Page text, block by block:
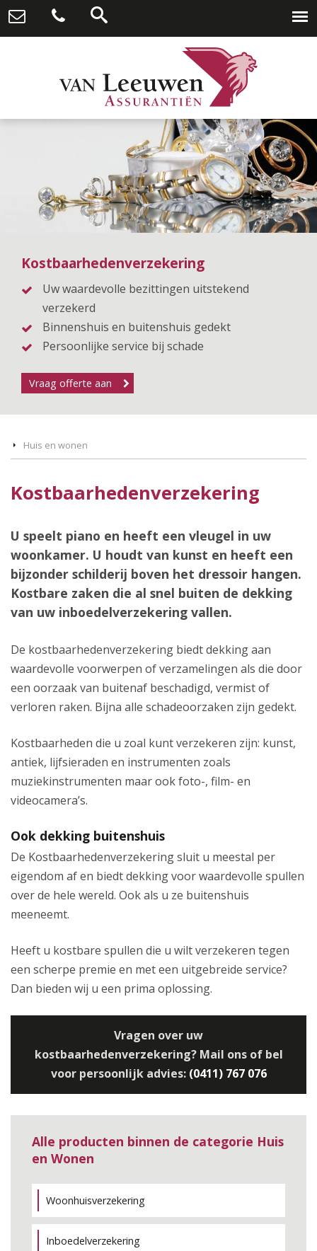
Kostbaarhedenverzekering
Uw waardevolle bezittingen uitstekend
verzekerd
Binnenshuis en buitenshuis gedekt
Persoonlijke service bij schade
Vraag offerte aan
Huis en wonen
Kostbaarhedenverzekering
U speelt piano en heeft een vleugel in uw
woonkamer. U houdt van kunst en heeft een
bijzonder schilderij boven het dressoir hangen.
Kostbare zaken die al snel buiten de dekking
van uw inboedelverzekering vallen.
De kostbaarhedenverzekering biedt dekking aan
waardevolle voorwerpen of verzamelingen als die door
een oorzaak van buitenaf beschadigd, vermist of
verloren raken. Bijna alle schadeoorzaken zijn gedekt.
Kostbaarheden die u zoal kunt verzekeren zijn: kunst,
antiek, lijfsieraden en instrumenten zoals
muziekinstrumenten maar ook foto-, film- en
videocamera’s.
Ook dekking buitenshuis
De Kostbaarhedenverzekering sluit u meestal per
eigendom af en biedt dekking voor waardevolle spullen
over de hele wereld. Ook als u ze buitenshuis
meeneemt.
Heeft u kostbare spullen die u wilt verzekeren tegen
een scherpe premie en met een uitgebreide service?
Dan bieden wij u een prima oplossing.
Vragen over uw
kostbaarhedenverzekering? Mail ons of bel
voor persoonlijk advies: (0411) 767 076
Alle producten binnen de categorie Huis
en Wonen
Woonhuisverzekering
Inboedelverzekering